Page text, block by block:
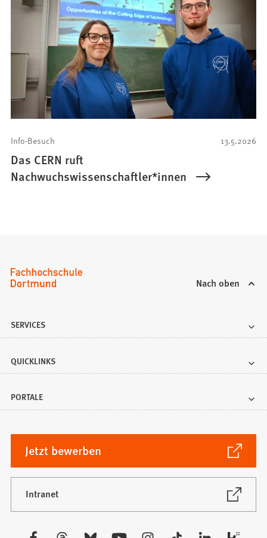
13.5.2026
Info-Besuch
Das CERN ruft
Nachwuchswissenschaftler*innen
Nach oben
SERVICES
QUICKLINKS
PORTALE
Jetzt bewerben
(Öffnet
in
einem
neuen
Tab)
Intranet
(Öffnet
neuen
Besuchen